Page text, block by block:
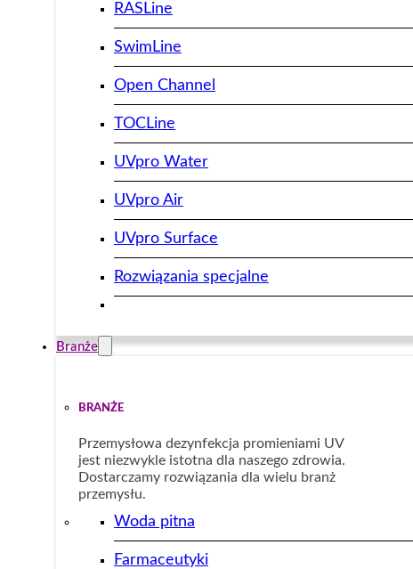
RASLine
SwimLine
Open Channel
TOCLine
UVpro Water
UVpro Air
UVpro Surface
Rozwiązania specjalne
Branże
BRANŻE
Przemysłowa dezynfekcja promieniami UV
jest niezwykle istotna dla naszego zdrowia.
Dostarczamy rozwiązania dla wielu branż
przemysłu.
Woda pitna
Farmaceutyki